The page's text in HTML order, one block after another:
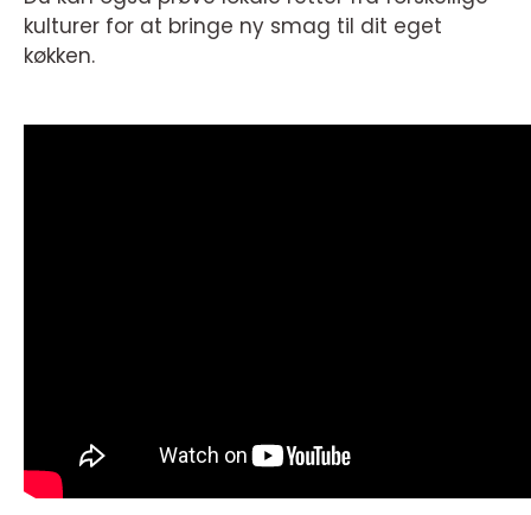
kulturer for at bringe ny smag til dit eget
køkken.